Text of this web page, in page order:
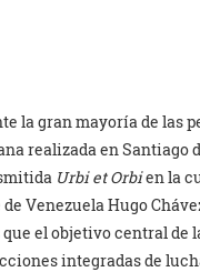
la gran mayoría de las
realizada en Santiago
Urbi et Orbien la
Venezuela Hugo
el objetivo central de
integradas de